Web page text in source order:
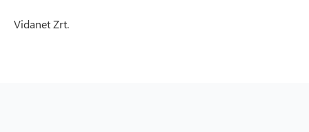
Vidanet Zrt.